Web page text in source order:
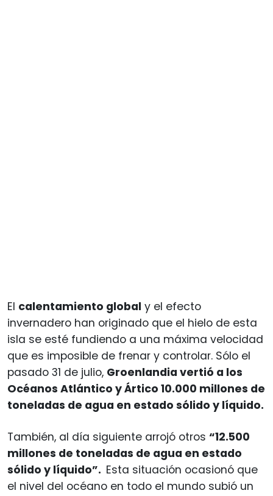
El calentamiento global y el efecto
invernadero han originado que el hielo de esta
isla se esté fundiendo a una máxima velocidad
que es imposible de frenar y controlar. Sólo el
pasado 31 de julio, Groenlandia vertió a los
Océanos Atlántico y Ártico 10.000 millones de
toneladas de agua en estado sólido y líquido.
También, al día siguiente arrojó otros “12.500
millones de toneladas de agua en estado
sólido y líquido”. Esta situación ocasionó que
el nivel del océano en todo el mundo subió un